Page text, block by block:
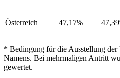
Österreich 47,17%
* Bedingung für die Ausstellung der
Namens. Bei mehrmaligen Antritt
gewertet.